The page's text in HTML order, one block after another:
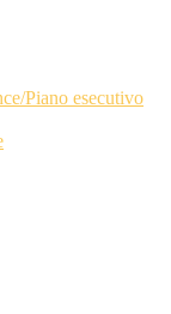
Piano esecutivo